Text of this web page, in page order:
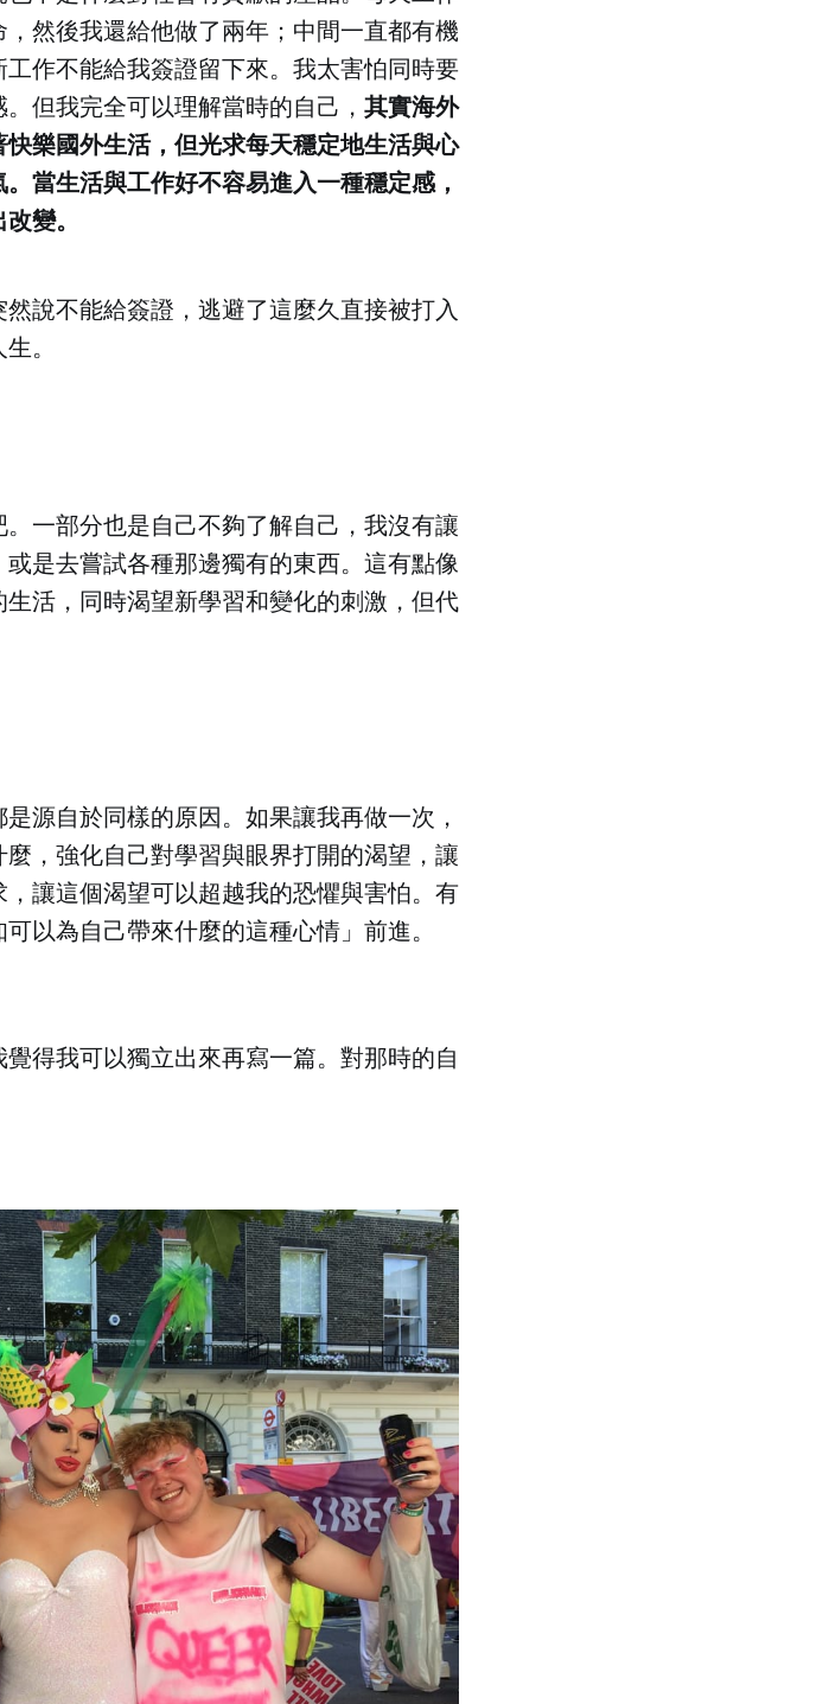
然後我還給他做了兩年；中間一直都有機
作不能給我簽證留下來。我太害怕同時要
但我完全可以理解當時的自己， 其實海外
樂國外生活，但光求每天穩定地生活與心
當生活與工作好不容易進入一種穩定感，
變。
說不能給簽證，逃避了這麼久直接被打入
。
一部分也是自己不夠了解自己，我沒有讓
是去嘗試各種那邊獨有的東西。這有點像
活，同時渴望新學習和變化的刺激，但代
源自於同樣的原因。如果讓我再做一次，
，強化自己對學習與眼界打開的渴望，讓
讓這個渴望可以超越我的恐懼與害怕。有
以為自己帶來什麼的這種心情」前進。
得我可以獨立出來再寫一篇。對那時的自